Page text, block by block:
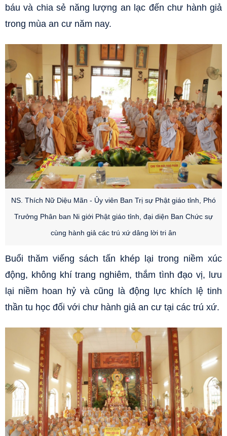
báu và chia sẻ năng lượng an lạc đến chư hành giả
trong mùa an cư năm nay.
NS. Thích Nữ Diệu Mãn - Ủy viên Ban Trị sự Phật giáo tỉnh, Phó
Trưởng Phân ban Ni giới Phật giáo tỉnh, đại diện Ban Chức sự
cùng hành giả các trú xứ dâng lời tri ân
Buổi thăm viếng sách tấn khép lại trong niềm xúc
động, không khí trang nghiêm, thắm tình đạo vị, lưu
lại niềm hoan hỷ và cũng là động lực khích lệ tinh
thần tu học đối với chư hành giả an cư tại các trú xứ.